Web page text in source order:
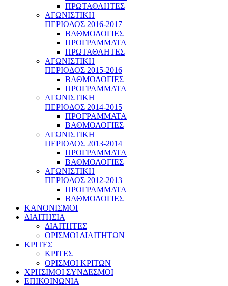
ΠΡΩΤΑΘΛΗΤΕΣ
ΑΓΩΝΙΣΤΙΚΗ
ΠΕΡΙΟΔΟΣ 2016-2017
ΒΑΘΜΟΛΟΓΙΕΣ
ΠΡΟΓΡΑΜΜΑΤΑ
ΠΡΩΤΑΘΛΗΤΕΣ
ΑΓΩΝΙΣΤΙΚΗ
ΠΕΡΙΟΔΟΣ 2015-2016
ΒΑΘΜΟΛΟΓΙΕΣ
ΠΡΟΓΡΑΜΜΑΤΑ
ΑΓΩΝΙΣΤΙΚΗ
ΠΕΡΙΟΔΟΣ 2014-2015
ΠΡΟΓΡΑΜΜΑΤΑ
ΒΑΘΜΟΛΟΓΙΕΣ
ΑΓΩΝΙΣΤΙΚΗ
ΠΕΡΙΟΔΟΣ 2013-2014
ΠΡΟΓΡΑΜΜΑΤΑ
ΒΑΘΜΟΛΟΓΙΕΣ
ΑΓΩΝΙΣΤΙΚΗ
ΠΕΡΙΟΔΟΣ 2012-2013
ΠΡΟΓΡΑΜΜΑΤΑ
ΒΑΘΜΟΛΟΓΙΕΣ
ΚΑΝΟΝΙΣΜΟΙ
ΔΙΑΙΤΗΣΙΑ
ΔΙΑΙΤΗΤΕΣ
ΟΡΙΣΜΟΙ ΔΙΑΙΤΗΤΩΝ
ΚΡΙΤΕΣ
ΚΡΙΤΕΣ
ΟΡΙΣΜΟΙ ΚΡΙΤΩΝ
ΧΡΗΣΙΜΟΙ ΣΥΝΔΕΣΜΟΙ
ΕΠΙΚΟΙΝΩΝΙΑ